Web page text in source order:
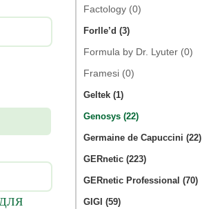
Factology (0)
Forlle’d (3)
Formula by Dr. Lyuter (0)
Framesi (0)
Geltek (1)
Genosys (22)
Germaine de Capuccini (22)
GERnetic (223)
GERnetic Professional (70)
GIGI (59)